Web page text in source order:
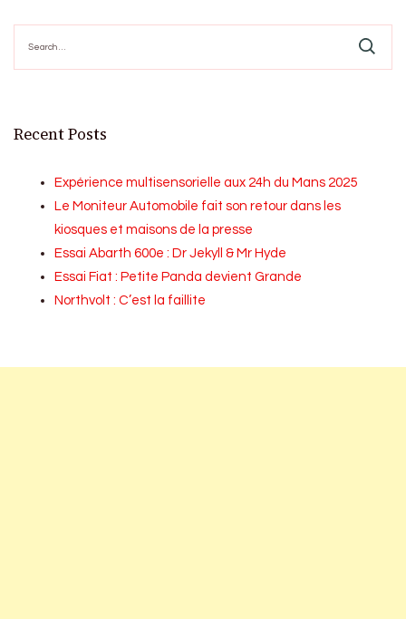
for:
Recent Posts
Expérience multisensorielle aux 24h du Mans 2025
Le Moniteur Automobile fait son retour dans les
kiosques et maisons de la presse
Essai Abarth 600e : Dr Jekyll & Mr Hyde
Essai Fiat : Petite Panda devient Grande
Northvolt : C’est la faillite